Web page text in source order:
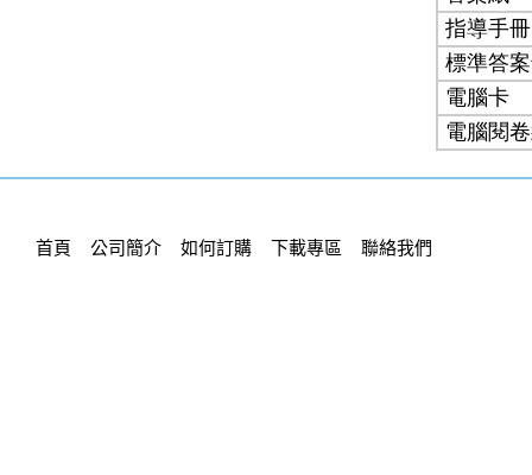
首頁 公司簡介 如何訂購 下載專區 聯絡我們